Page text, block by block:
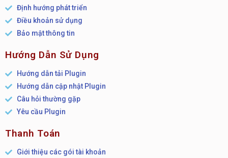
Định hướng phát triển
Điều khoản sử dụng
Bảo mật thông tin
Hướng Dẫn Sử Dụng
Hướng dẫn tải Plugin
Hướng dẫn cập nhật Plugin
Câu hỏi thường gặp
Yêu cầu Plugin
Thanh Toán
Giới thiệu các gói tài khoản